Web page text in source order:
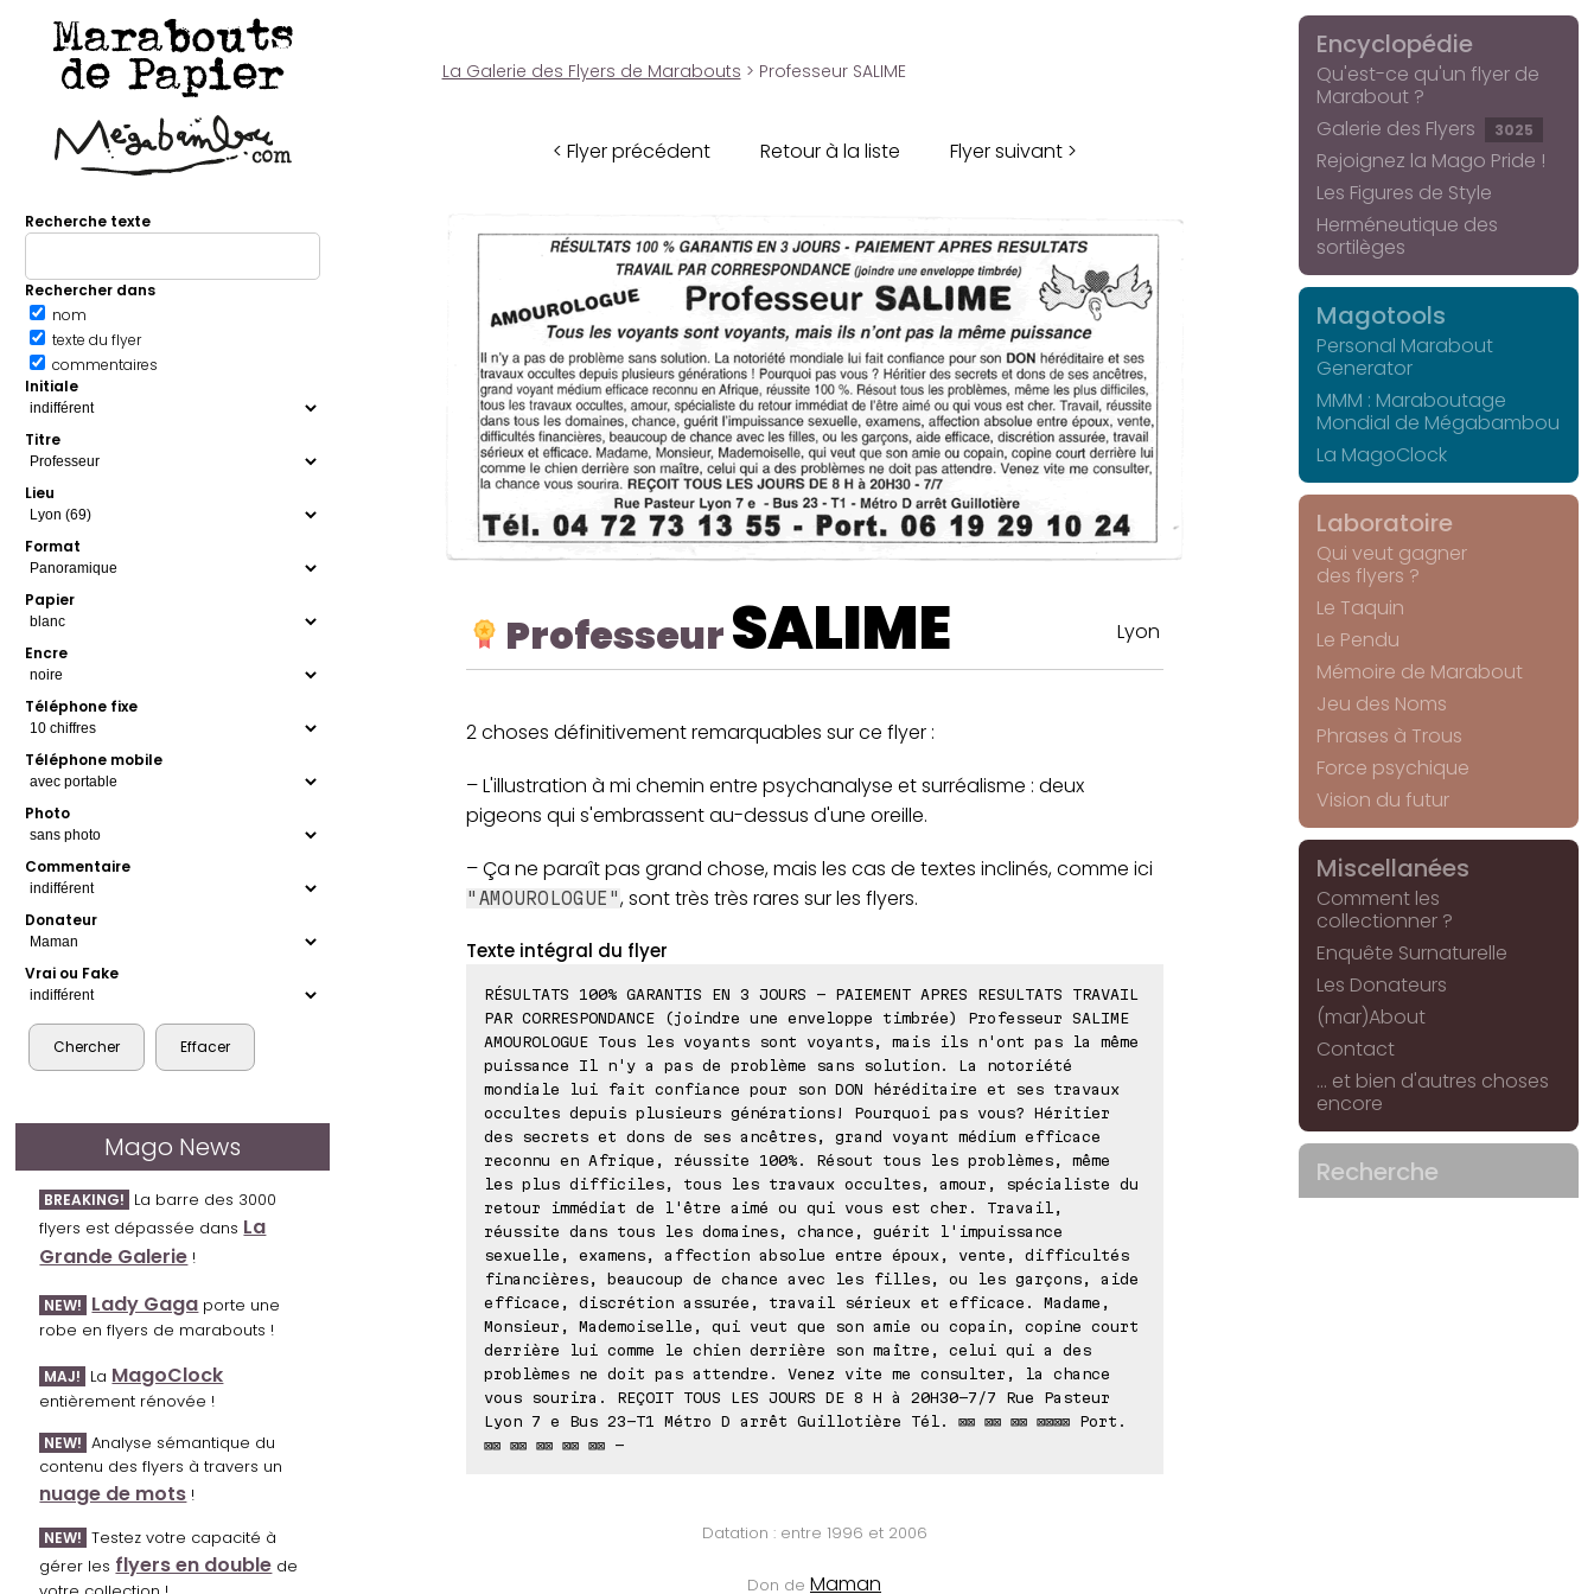
Marabouts
de Papier
Recherche texte
Rechercher dans
nom
texte du flyer
commentaires
Initiale
Titre
Lieu
Format
Papier
Encre
Téléphone fixe
Téléphone mobile
Photo
Commentaire
Donateur
Vrai ou Fake
Mago News
BREAKING! La barre des 3000
flyers est dépassée dans La
Grande Galerie !
NEW! Lady Gaga porte une
robe en flyers de marabouts !
MAJ! La MagoClock
entièrement rénovée !
NEW! Analyse sémantique du
contenu des flyers à travers un
nuage de mots !
NEW! Testez votre capacité à
gérer les flyers en double de
La Galerie des Flyers de Marabouts > Professeur SALIME
< Flyer précédent Retour à la liste Flyer suivant >
ProfesseurSALIME Lyon
2 choses définitivement remarquables sur ce flyer :
– L'illustration à mi chemin entre psychanalyse et surréalisme : deux
pigeons qui s'embrassent au-dessus d'une oreille.
– Ça ne paraît pas grand chose, mais les cas de textes inclinés, comme ici
"AMOUROLOGUE", sont très très rares sur les flyers.
Texte intégral du flyer
RÉSULTATS 100% GARANTIS EN 3 JOURS - PAIEMENT APRES RESULTATS TRAVAIL
PAR CORRESPONDANCE (joindre une enveloppe timbrée) Professeur SALIME
AMOUROLOGUE Tous les voyants sont voyants, mais ils n'ont pas la même
puissance Il n'y a pas de problème sans solution. La notoriété
mondiale lui fait confiance pour son DON héréditaire et ses travaux
occultes depuis plusieurs générations! Pourquoi pas vous? Héritier
des secrets et dons de ses ancêtres, grand voyant médium efficace
reconnu en Afrique, réussite 100%. Résout tous les problèmes, même
les plus difficiles, tous les travaux occultes, amour, spécialiste du
retour immédiat de l'être aimé ou qui vous est cher. Travail,
réussite dans tous les domaines, chance, guérit l'impuissance
sexuelle, examens, affection absolue entre époux, vente, difficultés
financières, beaucoup de chance avec les filles, ou les garçons, aide
efficace, discrétion assurée, travail sérieux et efficace. Madame,
Monsieur, Mademoiselle, qui veut que son amie ou copain, copine court
derrière lui comme le chien derrière son maître, celui qui a des
problèmes ne doit pas attendre. Venez vite me consulter, la chance
vous sourira. REÇOIT TOUS LES JOURS DE 8 H à 20H30-7/7 Rue Pasteur
Lyon 7 e Bus 23-T1 Métro D arrêt Guillotière Tél. ⊠⊠ ⊠⊠ ⊠⊠ ⊠⊠⊠⊠ Port.
⊠⊠ ⊠⊠ ⊠⊠ ⊠⊠ ⊠⊠ -
Datation : entre 1996 et 2006
Don de Maman
Encyclopédie
Qu'est-ce qu'un flyer de
Marabout ?
Galerie des Flyers
3025
Rejoignez la Mago Pride !
Les Figures de Style
Herméneutique des
sortilèges
Magotools
Personal Marabout
Generator
MMM : Maraboutage
Mondial de Mégabambou
La MagoClock
Laboratoire
Qui veut gagner
des flyers ?
Le Taquin
Le Pendu
Mémoire de Marabout
Jeu des Noms
Phrases à Trous
Force psychique
Vision du futur
Miscellanées
Comment les
collectionner ?
Enquête Surnaturelle
Les Donateurs
(mar)About
Contact
... et bien d'autres choses
encore
Recherche